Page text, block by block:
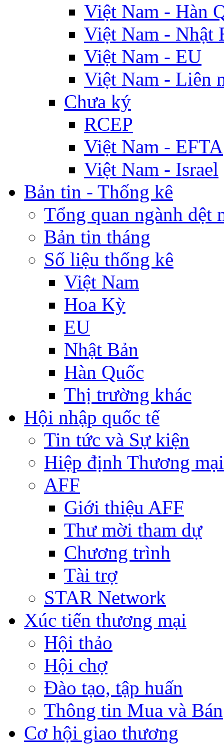
Việt Nam - Hàn
Việt Nam - Nhật
Việt Nam - EU
Việt Nam - Liên
Chưa ký
RCEP
Việt Nam - EFTA
Việt Nam - Israel
Bản tin - Thống kê
Tổng quan ngành dệt
Bản tin tháng
Số liệu thống kê
Việt Nam
Hoa Kỳ
EU
Nhật Bản
Hàn Quốc
Thị trường khác
Hội nhập quốc tế
Tin tức và Sự kiện
Hiệp định Thương
AFF
Giới thiệu AFF
Thư mời tham dự
Chương trình
Tài trợ
STAR Network
Xúc tiến thương mại
Hội thảo
Hội chợ
Đào tạo, tập huấn
Thông tin Mua và Bán
Cơ hội giao thương